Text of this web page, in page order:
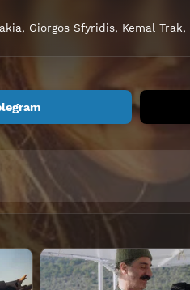
, Giorgos Sfyridis, Kemal Trak,